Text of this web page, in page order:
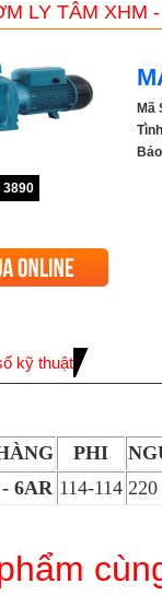
LY TÂM XHM
3890
Mã
kỹ thuật
PHI
6AR 114-114